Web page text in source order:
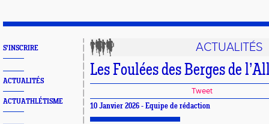
S'INSCRIRE
ACTUALITÉS
ACTUATHLÉTISME
ACTUALITÉS
Les Foulées des Berges de
Tweet
10 Janvier 2026 - Equipe de rédaction